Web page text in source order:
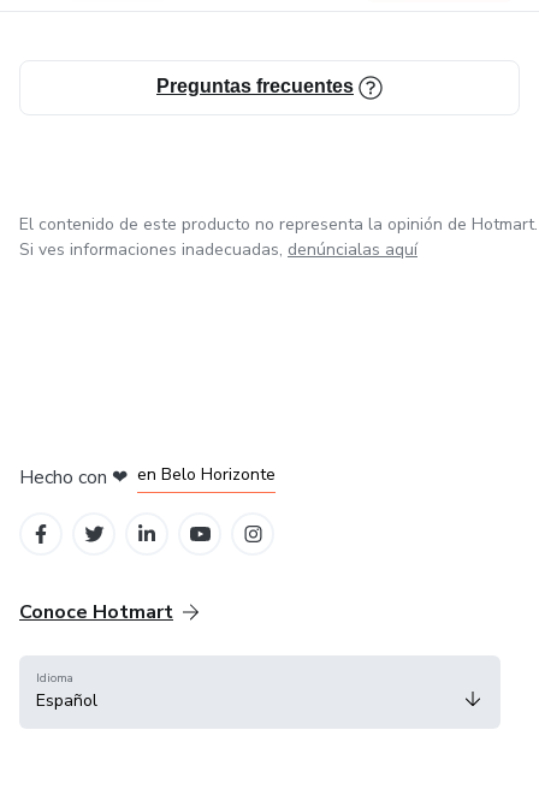
Preguntas frecuentes
El contenido de este producto no representa la opinión de Hotmart.
Si ves informaciones inadecuadas, denúncialas aquí
Hecho con ❤ en Belo Horizonte
Conoce Hotmart
Idioma
Español